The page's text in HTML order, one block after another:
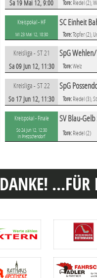
Sa 19 Mai 12, 9:00 Tore: Riedel (2),
Kreispokal - HF SC Einheit
Mi 23 Mai 12, 18:30 Tore:Töpfer (2),
Kreisliga - ST 21 SpG
Sa 09 Jun 12, 11:30 Tore:Welz
Kreisliga - ST 22 SpG
So 17 Jun 12, 11:30 Tore: Riedel (3),
Kreispokal - Finale SV Blau-
So 24 Jun 12, 12:30
in Pretzschendorf
Tore: Riedel (2)
DANKE! ...FÜR